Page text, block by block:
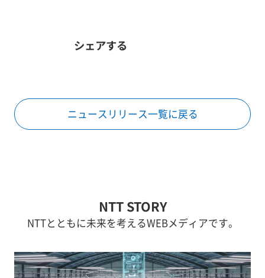
シェアする
ニュースリリース一覧に戻る
NTT STORY
NTTとともに未来を考えるWEBメディアです。